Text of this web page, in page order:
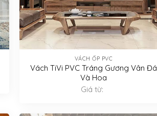
VÁCH ỐP PVC
Vách TiVi PVC Tráng Gương Vân Đá
Và Hoa
Giá từ: